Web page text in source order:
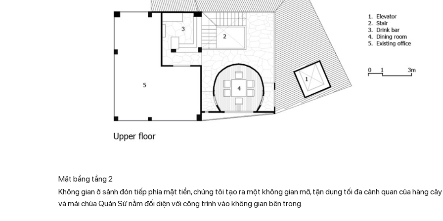
Mặt bầng tầng 2
Không gian ở sảnh đón tiếp phía mặt tiền, chúng tôi tạo ra một không gian mở, tận dụng tối đa cảnh quan của hàng
và mái chùa Quán Sứ nằm đối diện với công trình vào không gian bên trong.